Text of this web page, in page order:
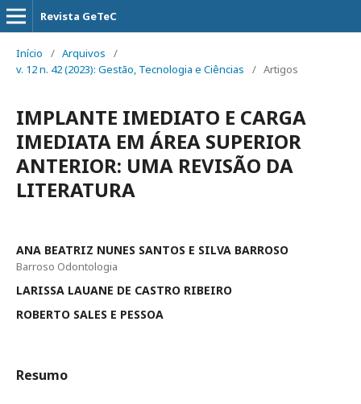
Revista GeTeC
Início / Arquivos
/
v. 12 n. 42 (2023): Gestão, Tecnologia e Ciências
/ Artigos
IMPLANTE IMEDIATO E CARGA
IMEDIATA EM ÁREA SUPERIOR
ANTERIOR: UMA REVISÃO DA
LITERATURA
ANA BEATRIZ NUNES SANTOS E SILVA BARROSO
Barroso Odontologia
LARISSA LAUANE DE CASTRO RIBEIRO
ROBERTO SALES E PESSOA
Resumo